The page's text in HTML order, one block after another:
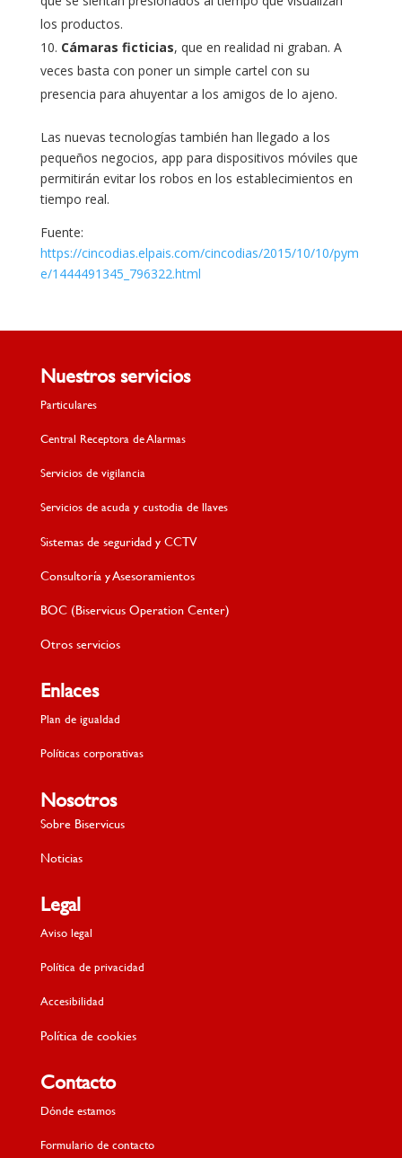
los productos.
Cámaras ficticias, que en realidad ni graban. A
veces basta con poner un simple cartel con su
presencia para ahuyentar a los amigos de lo ajeno.
Las nuevas tecnologías también han llegado a los
pequeños negocios, app para dispositivos móviles que
permitirán evitar los robos en los establecimientos en
tiempo real.
Fuente:
https://cincodias.elpais.com/cincodias/2015/10/10/pym
e/1444491345_796322.html
Nuestros servicios
Particulares
Central Receptora de Alarmas
Servicios de vigilancia
Servicios de acuda y custodia de llaves
Sistemas de seguridad y CCTV
Consultoría y Asesoramientos
BOC (Biservicus Operation Center)
Otros servicios
Enlaces
Plan de igualdad
Políticas corporativas
Nosotros
Sobre Biservicus
Noticias
Legal
Aviso legal
Política de privacidad
Accesibilidad
Política de cookies
Contacto
Dónde estamos
Formulario de contacto